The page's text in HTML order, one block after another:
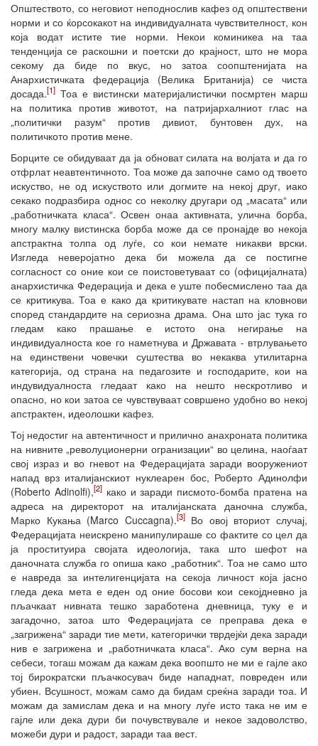
Општеството, со неговиот неподнослив кафез од општествени
норми и со ќорсокакот на индивидуалната чувствителност, кон
која водат истите тие норми. Некои коминикеа на таа
тенденција се раскошни и поетски до крајност, што не мора
секому да биде по вкус, но затоа соопштенијата на
Анархистичката федерација (Велика Британија) се чиста
досада.[1] Тоа е вистински материјалистички посмртен марш
на политика против животот, на патријархалниот глас на
„политички разум“ против дивиот, бунтовен дух, на
политичкото против мене.
Борците се обидуваат да ја обноват силата на волјата и да го
отфрлат неавтентичното. Тоа може да започне само од твоето
искуство, не од искуството или догмите на некој друг, иако
секако подразбира однос со неколку другари од „масата“ или
„работничката класа“. Освен онаа активната, улична борба,
многу малку вистинска борба може да се пронајде во некоја
апстрактна толпа од луѓе, со кои немате никакви врски.
Изгледа неверојатно дека би можела да се постигне
согласност со оние кои се поистоветуваат со (официјалната)
анархистичка Федерација и дека е уште побесмислено таа да
се критикува. Тоа е како да критикувате настап на кловнови
според стандардите на сериозна драма. Она што јас тука го
гледам како прашање е истото она негирање на
индивидуалноста кое го наметнува и Државата - втрлувањето
на единствени човечки суштества во некаква утилитарна
категорија, од страна на педагозите и господарите, кои на
индувидуалноста гледаат како на нешто нескротливо и
опасно, но кои затоа се чувствуваат совршено удобно во некој
апстрактен, идеолошки кафез.
Тој недостиг на автентичност и прилично анахроната политика
на нивните „револуционерни огранизации“ во целина, наоѓаат
свој израз и во гневот на Федерацијата заради вооружениот
напад врз италијанскиот нуклеарен бос, Роберто Адинолфи
(Roberto Adinolfi),[2]како и заради писмото-бомба пратена на
адреса на директорот на италијанската даночна служба,
Марко Кукања (Marco Cuccagna).[3]Во овој вториот случај,
Федерацијата неискрено манипулираше со фактите со цел да
ја проституира својата идеологија, така што шефот на
даночната служба го опиша како „работник“. Тоа не само што
е навреда за интелигенцијата на секоја личност која јасно
гледа дека мета е еден од оние босови кои секојдневно ја
пљачкаат нивната тешко заработена дневница, туку е и
загадочно, затоа што Федерацијата се преправа дека е
„загрижена“ заради тие мети, категорички тврдејќи дека заради
нив е загрижена и „работничката класа“. Ако сум верна на
себеси, тогаш можам да кажам дека воопшто не ми е гајле ако
тој бирократски пљачкосувач биде нападнат, повреден или
убиен. Всушност, можам само да бидам среќна заради тоа. И
можам да замислам дека и на многу луѓе исто така не им е
гајле или дека дури би почувствувале и некое задоволство,
можеби дури и радост, заради таа вест.